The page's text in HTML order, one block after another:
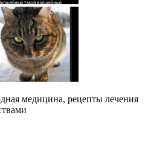
медицина, рецепты лечения